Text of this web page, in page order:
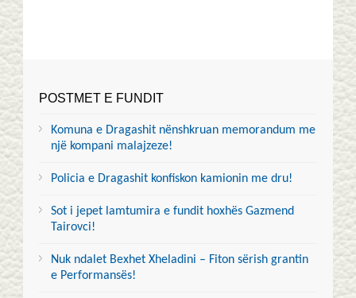
POSTMET E FUNDIT
Komuna e Dragashit nënshkruan memorandum me
një kompani malajzeze!
Policia e Dragashit konfiskon kamionin me dru!
Sot i jepet lamtumira e fundit hoxhës Gazmend
Tairovci!
Nuk ndalet Bexhet Xheladini – Fiton sërish grantin
e Performansës!